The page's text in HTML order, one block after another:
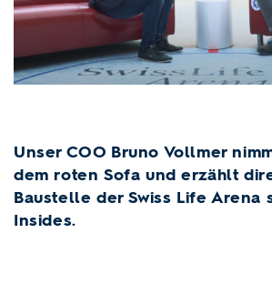
Unser COO Bruno Vollmer
dem roten Sofa und erzählt
Baustelle der Swiss Life Arena
Insides.